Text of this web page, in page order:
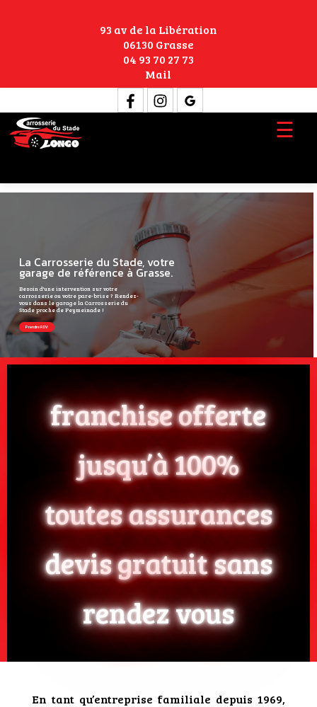
93 av de la Libération
06130 Grasse
04 93 70 27 73
Mail
☰
La Carrosserie du Stade, votre
garage de référence à Grasse.
Besoin d'une intervention sur votre
carrosserie ou votre pare-brise ? Rendez-
vous dans le garage la Carrosserie du
Stade proche de Peymeinade !
Prendre RDV
franchise offerte
jusqu’à 100%
toutes assurances
devis gratuit sans
rendez vous
En tant qu’entreprise familiale depuis 1969,